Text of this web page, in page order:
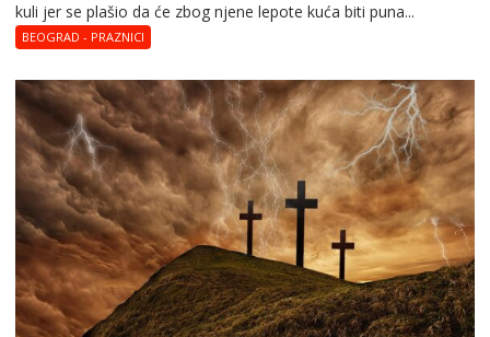
kuli jer se plašio da će zbog njene lepote kuća biti puna...
BEOGRAD - PRAZNICI